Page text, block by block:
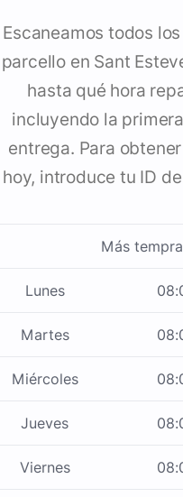
Escaneamos todos
parcello en Sant
hasta qué hora
incluyendo la
entrega. Para
hoy, introduce tu ID
Más
Lunes
Martes
Miércoles
Jueves
Viernes